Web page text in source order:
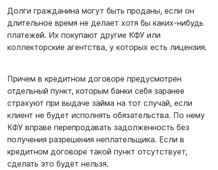
Долги гражданина могут быть проданы, если он
длительное время не делает хотя бы каких-нибудь
платежей. Их покупают другие КФУ или
коллекторские агентства, у которых есть лицензия.
Причем в кредитном договоре предусмотрен
отдельный пункт, которым банки себя заранее
страхуют при выдаче займа на тот случай, если
клиент не будет исполнять обязательства. По нему
КФУ вправе перепродавать задолженность без
получения разрешения неплательщика. Если в
кредитном договоре такой пункт отсутствует,
сделать это будет нельзя.